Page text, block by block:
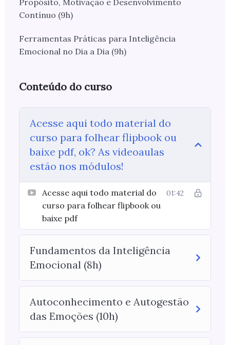
Contínuo (9h)
Ferramentas Práticas para Inteligência
Emocional no Dia a Dia (9h)
Conteúdo do curso
Acesse aqui todo material do
curso para folhear flipbook ou
baixe pdf, ok? As videoaulas
estão nos módulos!
Acesse aqui todo material do
curso para folhear flipbook ou
baixe pdf
01:42
Fundamentos da Inteligência
Emocional (8h)
Autoconhecimento e Autogestão
das Emoções (10h)